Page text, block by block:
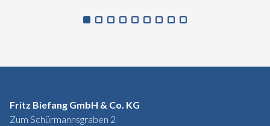
Fritz Biefang GmbH & Co. KG
Zum Schürmannsgraben 2